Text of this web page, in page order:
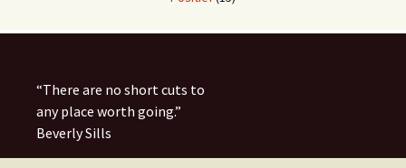
“There are no short cuts to
any place worth going.”
Beverly Sills